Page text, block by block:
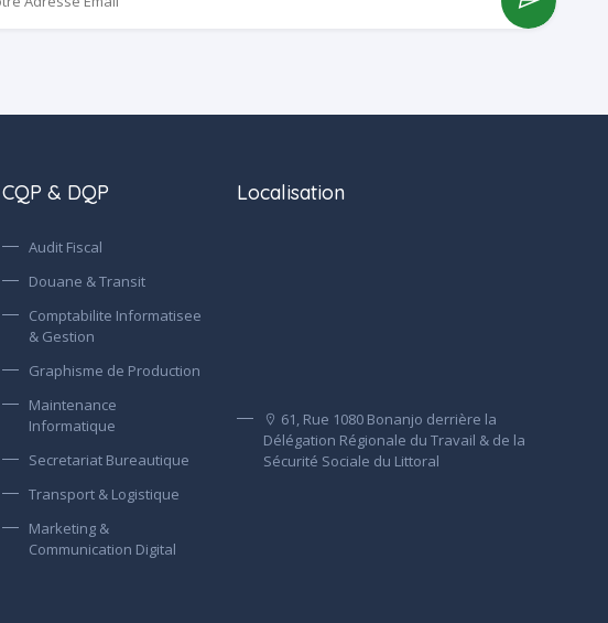
CQP & DQP
Audit Fiscal
Douane & Transit
Comptabilite Informatisee
& Gestion
Graphisme de Production
Maintenance
Informatique
Secretariat Bureautique
Transport & Logistique
Marketing &
Communication Digital
Localisation
61, Rue 1080 Bonanjo derrière la
Délégation Régionale du Travail & de la
Sécurité Sociale du Littoral